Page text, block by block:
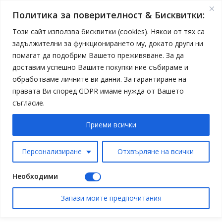
Политика за поверителност & Бисквитки:
Този сайт използва бисквитки (cookies). Някои от тях са
задължителни за функционирането му, докато други ни
помагат да подобрим Вашето преживяване. За да
доставим успешно Вашите покупки ние събираме и
обработваме личните ви данни. За гарантиране на
правата Ви според GDPR имаме нужда от Вашето
съгласие.
Персонализиране Отхвърляне на всички
Приеми всички
Необходими
Запази моите предпочитания